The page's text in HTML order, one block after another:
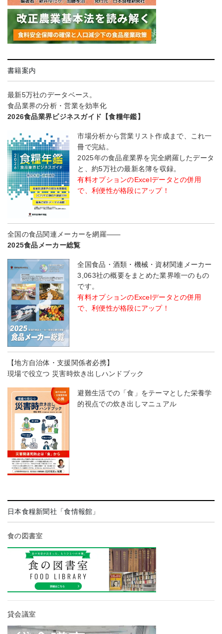
書籍案内
最新5万社のデータベース。
食品業界の分析・営業を効率化
2026食品業界ビジネスガイド【食糧年鑑】
市場分析から営業リスト作成まで、これ一
冊で完結。
2025年の食品産業界を完全網羅したデータ
と、約5万社の最新名簿を収録。
有料オプションのExcelデータとの併用
で、利便性が格段にアップ！
全国の食品関連メーカーを網羅――
2025食品メーカー総覧
全国食品・酒類・機械・資材関連メーカー
3,063社の概要をまとめた業界唯一のもの
です。
有料オプションのExcelデータとの併用
で、利便性が格段にアップ！
【地方自治体・支援関係者必携】
現場で役立つ 災害時炊き出しハンドブック
避難生活での「食」をテーマとした栄養学
的視点での炊き出しマニュアル
日本食糧新聞社「食情報館」
食の図書室
貸会議室